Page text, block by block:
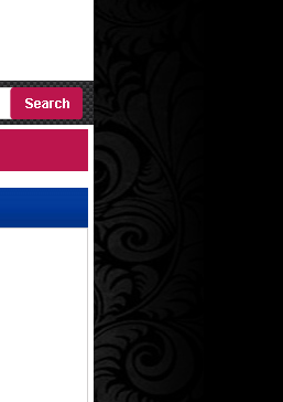
Ricerca